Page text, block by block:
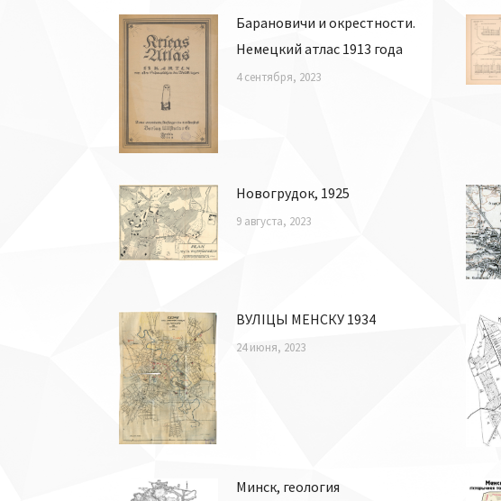
Барановичи и окрестности.
Немецкий атлас 1913 года
4 сентября, 2023
Новогрудок, 1925
9 августа, 2023
ВУЛІЦЫ МЕНСКУ 1934
24 июня, 2023
Минск, геология